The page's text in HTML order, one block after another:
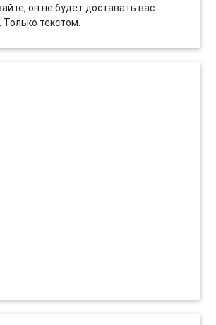
он не будет доставать вас
текстом.